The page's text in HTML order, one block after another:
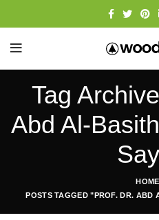
Tag
Abd Al-
HOME
POSTS TAGGED "PROF. DR. ABD